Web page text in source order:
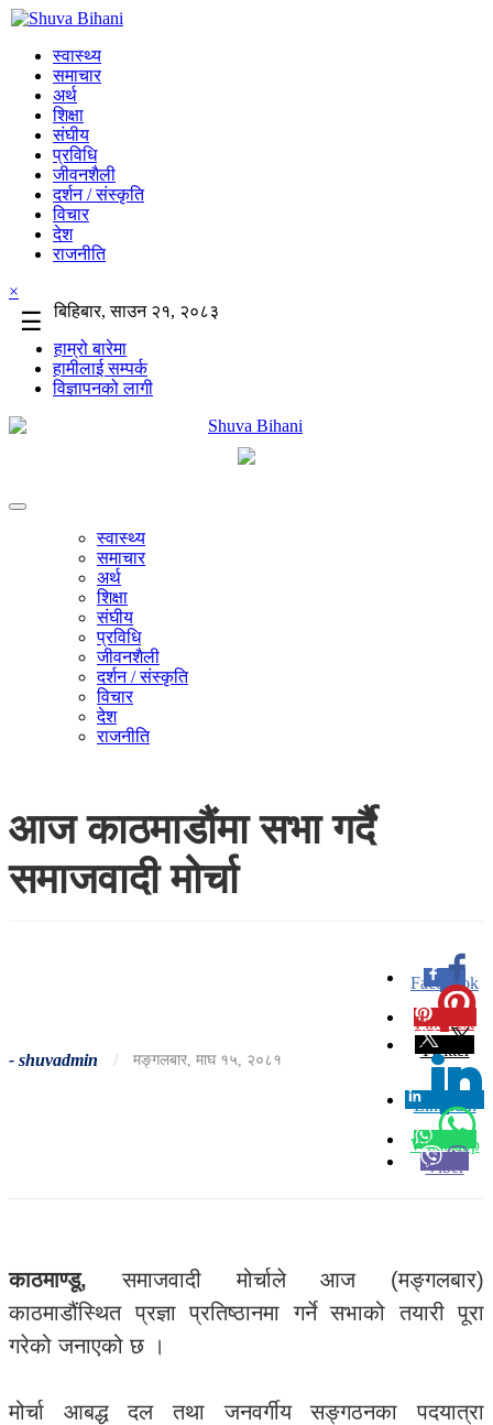
स्वास्थ्य
समाचार
अर्थ
शिक्षा
संघीय
प्रविधि
जीवनशैली
दर्शन / संस्कृति
विचार
देश
राजनीति
×
☰
बिहिबार, साउन २१, २०८३
हाम्रो बारेमा
हामीलाई सम्पर्क
विज्ञापनको लागी
स्वास्थ्य
समाचार
अर्थ
शिक्षा
संघीय
प्रविधि
जीवनशैली
दर्शन / संस्कृति
विचार
देश
राजनीति
आज काठमाडौंमा सभा गर्दै
समाजवादी मोर्चा
- shuvadmin / मङ्गलबार, माघ १५, २०८१
Facebook
0
Pinterest
Twitter
Linkedin
0
Whatsapp
Viber
काठमाण्डू, समाजवादी मोर्चाले आज (मङ्गलबार)
काठमाडौंस्थित प्रज्ञा प्रतिष्ठानमा गर्ने सभाको तयारी पूरा
गरेको जनाएको छ ।
मोर्चा आबद्ध दल तथा जनवर्गीय सङ्गठनका पदयात्रा